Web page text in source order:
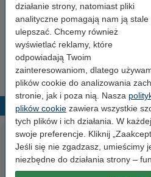
działanie strony, natomiast pliki
analityczne pomagają nam ją stale
ulepszać. Chcemy również
wyświetlać reklamy, które
odpowiadają Twoim
zainteresowaniom, dlatego
plików cookie do analizowania
stronie, jak i poza nią. Nasza
plików cookie zawiera wszystkie
tych plików i ich działania. W
swoje preferencje. Kliknij
Jeśli się nie zgadzasz, umieścimy
niezbędne do działania strony –
Wskazówka: zamów dyspenser
Dyspenser do taśm
24,90 zł
Popularne